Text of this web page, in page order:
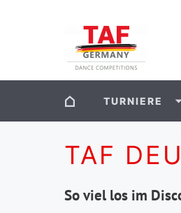
TURNIERE
TAF
So viel los im